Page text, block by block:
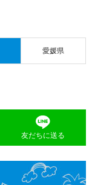
愛媛県
友だちに送る